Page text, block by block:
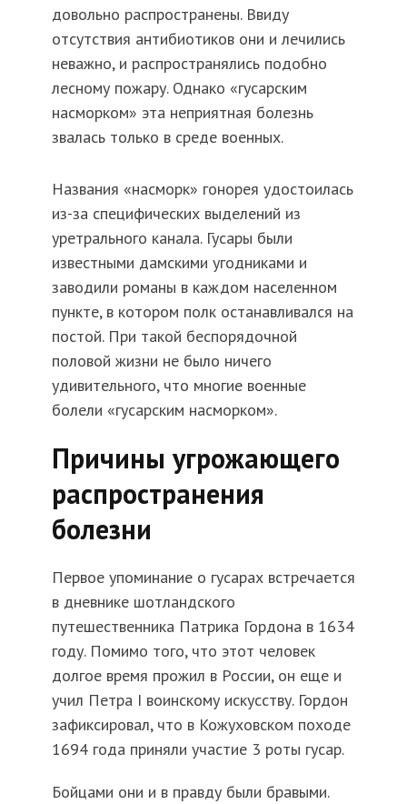
довольно распространены. Ввиду
отсутствия антибиотиков они и лечились
неважно, и распространялись подобно
лесному пожару. Однако «гусарским
насморком» эта неприятная болезнь
звалась только в среде военных.
Названия «насморк» гонорея удостоилась
из-за специфических выделений из
уретрального канала. Гусары были
известными дамскими угодниками и
заводили романы в каждом населенном
пункте, в котором полк останавливался на
постой. При такой беспорядочной
половой жизни не было ничего
удивительного, что многие военные
болели «гусарским насморком».
Причины угрожающего
распространения
болезни
Первое упоминание о гусарах встречается
в дневнике шотландского
путешественника Патрика Гордона в 1634
году. Помимо того, что этот человек
долгое время прожил в России, он еще и
учил Петра I воинскому искусству. Гордон
зафиксировал, что в Кожуховском походе
1694 года приняли участие 3 роты гусар.
Бойцами они и в правду были бравыми.